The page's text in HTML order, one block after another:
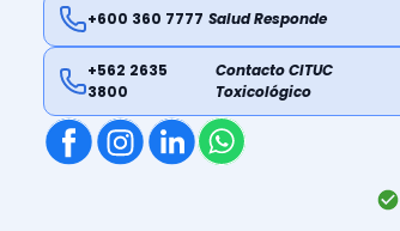
+600 360 7777 Salud Responde
+562 2635
3800
Contacto CITUC
Toxicológico